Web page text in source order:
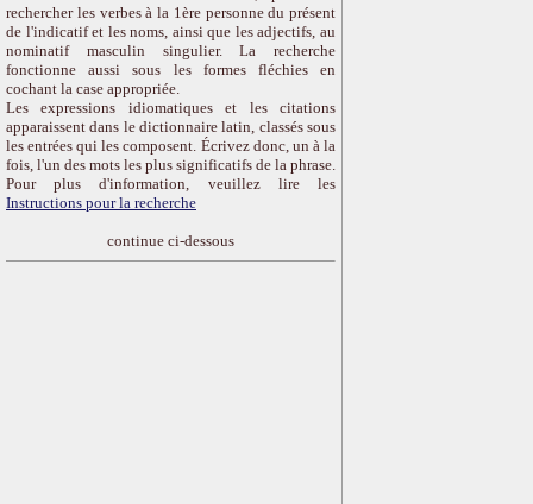
rechercher les verbes à la 1ère personne du présent
de l'indicatif et les noms, ainsi que les adjectifs, au
nominatif masculin singulier. La recherche
fonctionne aussi sous les formes fléchies en
cochant la case appropriée.
Les expressions idiomatiques et les citations
apparaissent dans le dictionnaire latin, classés sous
les entrées qui les composent. Écrivez donc, un à la
fois, l'un des mots les plus significatifs de la phrase.
Pour plus d'information, veuillez lire les
Instructions pour la recherche
continue ci-dessous